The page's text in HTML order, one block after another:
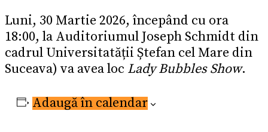
Luni, 30 Martie 2026, începând cu ora
18:00, la Auditoriumul Joseph Schmidt din
cadrul Universitatății Ștefan cel Mare din
Suceava) va avea loc Lady Bubbles Show.
Adaugă în calendar